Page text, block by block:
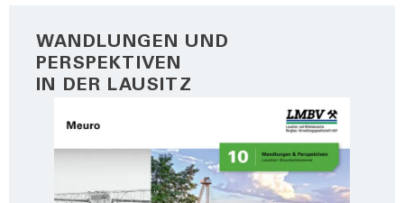
WANDLUNGEN UND
PERSPEKTIVEN
IN DER LAUSITZ